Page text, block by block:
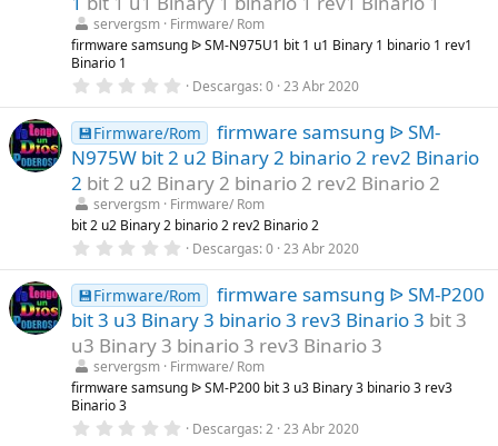
r
e
l
l
s
)
servergsm Firmware/ Rom
firmware samsung ᐉ SM-N975U1 bit 1 u1 Binary 1 binario 1 rev1
Binario 1
0
0
0
e
s
t
r
e
l
a
(
s
)
Descargas 0 23 Abr 2020
💾Firmware/Rom
firmware samsung ᐉ SM-
N975W bit 2 u2 Binary 2 binario 2 rev2 Binario
2 bit 2 u2 Binary 2 binario 2 rev2 Binario 2
servergsm Firmware/ Rom
bit 2 u2 Binary 2 binario 2 rev2 Binario 2
0
0
0
e
s
t
r
e
l
l
Descargas 0 23 Abr 2020
💾Firmware/Rom
firmware samsung ᐉ SM-P200
bit 3 u3 Binary 3 binario 3 rev3 Binario 3 bit 3
u3 Binary 3 binario 3 rev3 Binario 3
servergsm Firmware/ Rom
firmware samsung ᐉ SM-P200 bit 3 u3 Binary 3 binario 3 rev3
Binario 3
0 Descargas 2 23 Abr 2020